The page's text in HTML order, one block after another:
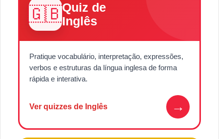
🇬🇧Quiz de
Inglês
Pratique vocabulário, interpretação, expressões,
verbos e estruturas da língua inglesa de forma
rápida e interativa.
Ver quizzes de Inglês →